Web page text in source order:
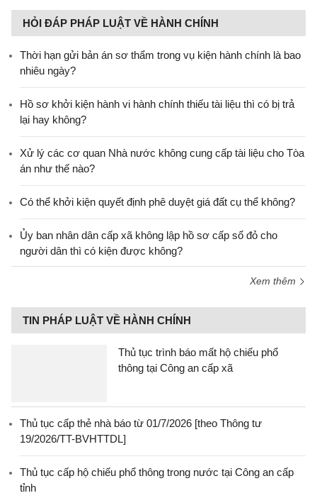
HỎI ĐÁP PHÁP LUẬT VỀ HÀNH CHÍNH
Thời hạn gửi bản án sơ thẩm trong vụ kiện hành chính là bao
nhiêu ngày?
Hồ sơ khởi kiện hành vi hành chính thiếu tài liệu thì có bị trả
lại hay không?
Xử lý các cơ quan Nhà nước không cung cấp tài liệu cho Tòa
án như thế nào?
Có thể khởi kiện quyết định phê duyệt giá đất cụ thể không?
Ủy ban nhân dân cấp xã không lập hồ sơ cấp sổ đỏ cho
người dân thì có kiện được không?
Xem thêm
TIN PHÁP LUẬT VỀ HÀNH CHÍNH
Thủ tục trình báo mất hộ chiếu phổ
thông tại Công an cấp xã
Thủ tục cấp thẻ nhà báo từ 01/7/2026 [theo Thông tư
19/2026/TT-BVHTTDL]
Thủ tục cấp hộ chiếu phổ thông trong nước tại Công an cấp
tỉnh